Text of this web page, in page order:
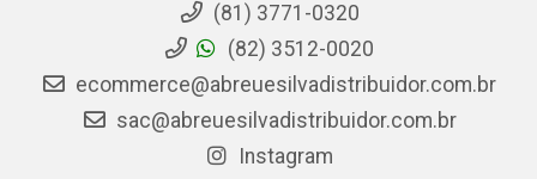
(81) 3771-0320
(82) 3512-0020
ecommerce@abreuesilvadistribuidor.com.br
sac@abreuesilvadistribuidor.com.br
Instagram